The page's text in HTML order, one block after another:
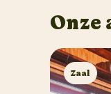
Zaal